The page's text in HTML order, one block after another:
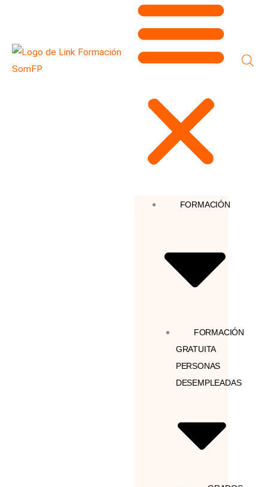
FORMACIÓN
FORMACIÓN
GRATUITA
PERSONAS
DESEMPLEADAS